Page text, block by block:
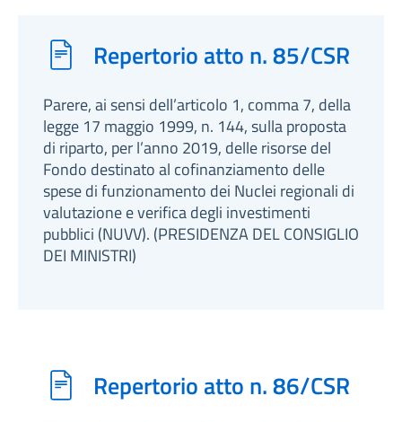
Repertorio atto n. 85/CSR
Parere, ai sensi dell’articolo 1, comma 7, della
legge 17 maggio 1999, n. 144, sulla proposta
di riparto, per l’anno 2019, delle risorse del
Fondo destinato al cofinanziamento delle
spese di funzionamento dei Nuclei regionali di
valutazione e verifica degli investimenti
pubblici (NUVV). (PRESIDENZA DEL CONSIGLIO
DEI MINISTRI)
Repertorio atto n. 86/CSR